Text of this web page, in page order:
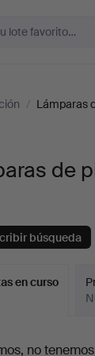
/ Lámparas
de
búsqueda
en curso
no